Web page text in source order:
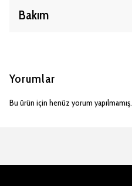
Bakım
Yorumlar
Bu ürün için henüz yorum yapılmamış.